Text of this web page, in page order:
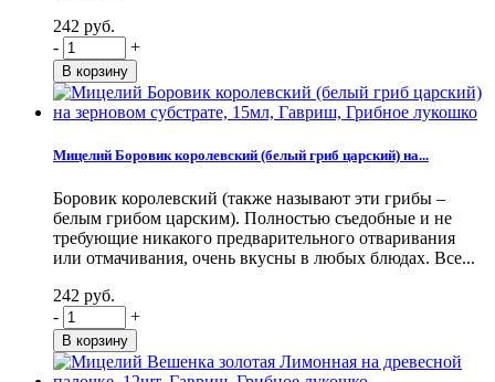
242 руб.
-
+
Мицелий Боровик королевский (белый гриб царский) на...
Боровик королевский (также называют эти грибы –
белым грибом царским). Полностью съедобные и не
требующие никакого предварительного отваривания
или отмачивания, очень вкусны в любых блюдах. Все...
242 руб.
-
+